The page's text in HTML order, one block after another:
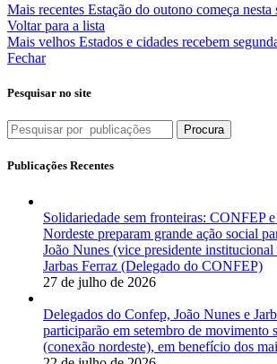
Mais recentes Estação do outono começa
Voltar para a lista
Mais velhos Estados e cidades recebem
Fechar
Pesquisar no site
Procura
Publicações Recentes
Solidariedade sem fronteiras: CONFEP
Nordeste preparam grande ação social
João Nunes (vice presidente
Jarbas Ferraz (Delegado do CONFEP)
27 de julho de 2026
Delegados do Confep, João Nunes e
participarão em setembro de movimento
(conexão nordeste), em benefício dos